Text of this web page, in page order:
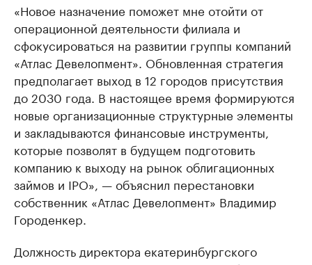
«Новое назначение поможет мне отойти от
операционной деятельности филиала и
сфокусироваться на развитии группы компаний
«Атлас Девелопмент». Обновленная стратегия
предполагает выход в 12 городов присутствия
до 2030 года. В настоящее время формируются
новые организационные структурные элементы
и закладываются финансовые инструменты,
которые позволят в будущем подготовить
компанию к выходу на рынок облигационных
займов и IPO», — объяснил перестановки
собственник «Атлас Девелопмент» Владимир
Городенкер.
Должность директора екатеринбургского